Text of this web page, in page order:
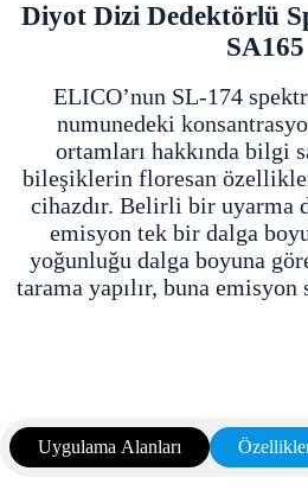
Diyot Dizi Dedektörlü
SA165
ELICO’nun SL-174
numunedeki
ortamları hakkında bilgi
bileşiklerin floresan
cihazdır. Belirli bir uyarma
emisyon tek bir dalga
yoğunluğu dalga boyuna
tarama yapılır, buna
Uygulama Alanları